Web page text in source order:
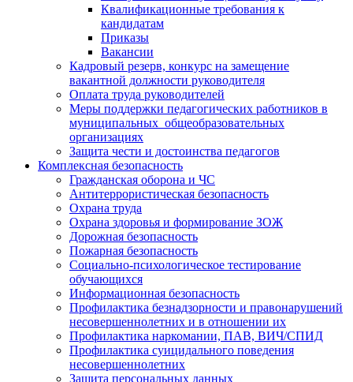
Квалификационные требования к
кандидатам
Приказы
Вакансии
Кадровый резерв, конкурс на замещение
вакантной должности руководителя
Оплата труда руководителей
Меры поддержки педагогических работников в
муниципальных общеобразовательных
организациях
Защита чести и достоинства педагогов
Комплексная безопасность
Гражданская оборона и ЧС
Антитеррористическая безопасность
Охрана труда
Охрана здоровья и формирование ЗОЖ
Дорожная безопасность
Пожарная безопасность
Социально-психологическое тестирование
обучающихся
Информационная безопасность
Профилактика безнадзорности и правонарушений
несовершеннолетних и в отношении их
Профилактика наркомании, ПАВ, ВИЧ/СПИД
Профилактика суицидального поведения
несовершеннолетних
Защита персональных данных